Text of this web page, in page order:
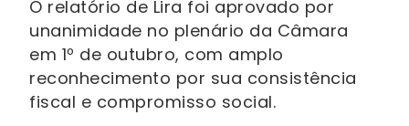
O relatório de Lira foi aprovado por
unanimidade no plenário da Câmara
em 1º de outubro, com amplo
reconhecimento por sua consistência
fiscal e compromisso social.